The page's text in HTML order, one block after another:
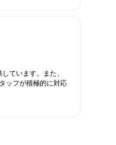
ています。また、
ッフが積極的に対応